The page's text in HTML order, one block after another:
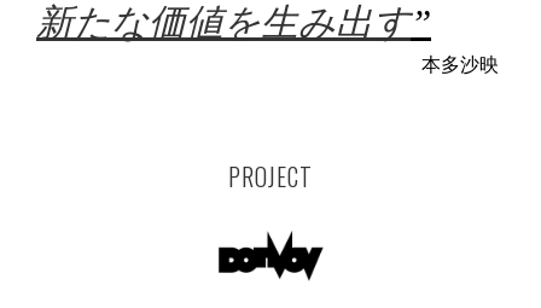
新たな価値を生み出す”
本多沙映
PROJECT